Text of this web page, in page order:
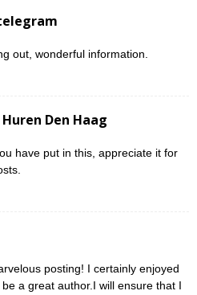
out, wonderful information.
Den Haag
have put in this, appreciate it for
posting! I certainly enjoyed
a great author.I will ensure that I